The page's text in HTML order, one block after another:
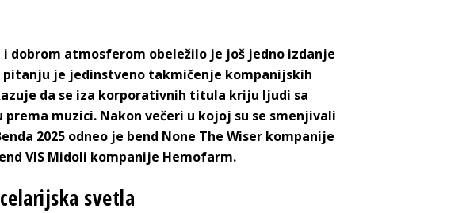
dobrom atmosferom obeležilo je još jedno izdanje
pitanju je jedinstveno takmičenje kompanijskih
da se iza korporativnih titula kriju ljudi sa
muzici. Nakon večeri u kojoj su se smenjivali
2025 odneo je bend None The Wiser kompanije
VIS Midoli kompanije Hemofarm.
svetla